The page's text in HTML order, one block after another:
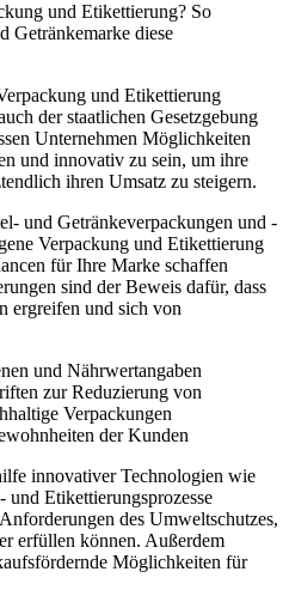
und Etikettierung? So
Getränkemarke diese
und Etikettierung
der staatlichen Gesetzgebung
Unternehmen Möglichkeiten
und innovativ zu sein, um ihre
ihren Umsatz zu steigern.
und Getränkeverpackungen und -
Verpackung und Etikettierung
für Ihre Marke schaffen
sind der Beweis dafür, dass
ergreifen und sich von
und Nährwertangaben
zur Reduzierung von
Verpackungen
der Kunden
innovativer Technologien wie
Etikettierungsprozesse
des Umweltschutzes,
erfüllen können. Außerdem
Möglichkeiten für